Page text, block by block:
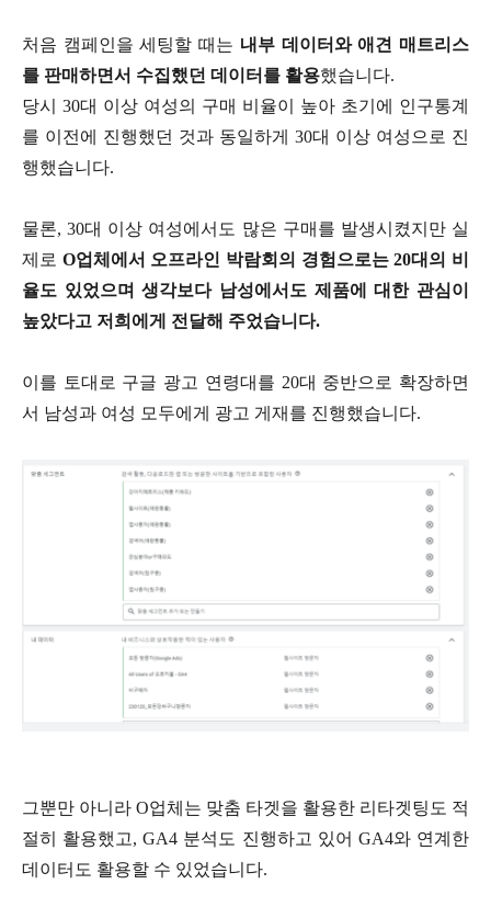
처음 캠페인을 세팅할 때는 내부 데이터와 애견 매트리스
를 판매하면서 수집했던 데이터를 활용했습니다.
당시 30대 이상 여성의 구매 비율이 높아 초기에 인구통계
를 이전에 진행했던 것과 동일하게 30대 이상 여성으로 진
행했습니다.
물론, 30대 이상 여성에서도 많은 구매를 발생시켰지만 실
제로 O업체에서 오프라인 박람회의 경험으로는 20대의 비
율도 있었으며 생각보다 남성에서도 제품에 대한 관심이
높았다고 저희에게 전달해 주었습니다.
이를 토대로 구글 광고 연령대를 20대 중반으로 확장하면
서 남성과 여성 모두에게 광고 게재를 진행했습니다.
그뿐만 아니라 O업체는 맞춤 타겟을 활용한 리타겟팅도 적
절히 활용했고, GA4 분석도 진행하고 있어 GA4와 연계한
데이터도 활용할 수 있었습니다.